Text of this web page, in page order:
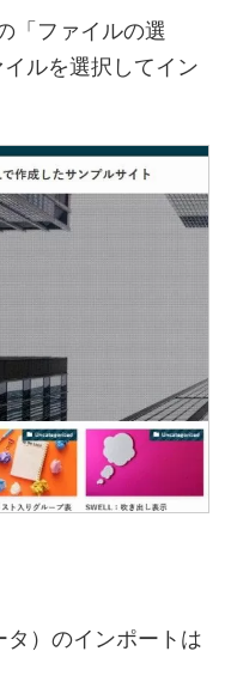
「ファイルの選
ルを選択してイン
）のインポートは